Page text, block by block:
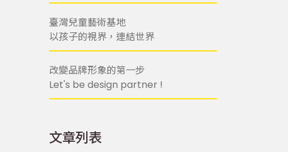
臺灣兒童藝術基地
以孩子的視界，連結世界
改變品牌形象的第一步
Let's be design partner !
文章列表